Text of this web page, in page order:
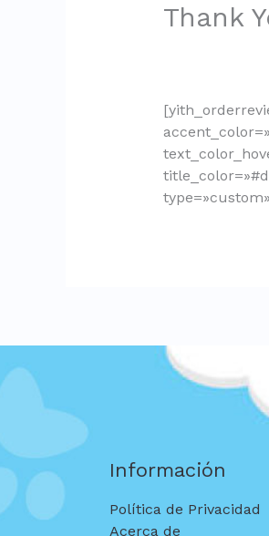
Thank
Información
Política de Privacidad
Acerca de